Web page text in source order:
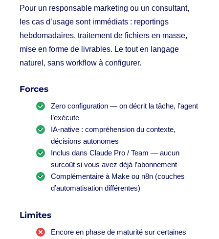
Pour un responsable marketing ou un consultant,
les cas d’usage sont immédiats : reportings
hebdomadaires, traitement de fichiers en masse,
mise en forme de livrables. Le tout en langage
naturel, sans workflow à configurer.
Forces
Zero configuration — on décrit la tâche, l’agent
l’exécute
IA-native : compréhension du contexte,
décisions autonomes
Inclus dans Claude Pro / Team — aucun
surcoût si vous avez déjà l’abonnement
Complémentaire à Make ou n8n (couches
d’automatisation différentes)
Limites
Encore en phase de maturité sur certaines